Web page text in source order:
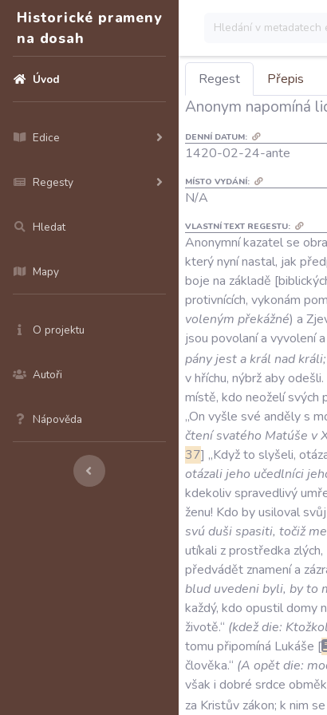
Historické prameny
na dosah
Úvod
Edice
Regesty
Hledat
Mapy
O projektu
Autoři
Nápověda
Regest Přepis
Anonym napomíná
DENNÍ DATUM:
1420-02-24-ante
MÍSTO VYDÁNÍ:
N/A
VLASTNÍ TEXT REGESTU:
Anonymníkazatelse
kterýnynínastal, jak
boje na základě
protivnících, vykonám
voleným překážné) a
jsou povolanía vyvolenía
pányjestakrál nadkráli;
vhříchu, nýbržabyodešli.
místě, kdo neoželísvých
„On vyšle své andělys
čtenísvatého Matúše v
37 „Kdyžto slyšeli,
otázalijeho učedlníci
kdekolivspravedlivý
ženu! Kdo byusilovalsvůj
svúdušispasiti, točiž
utíkali zprostředka zlých,
předvádět znamenía
blud uvedenibyli, byto
každý, kdo opustildomy
životě.“ (kdeždie:
tomu připomíná Lukáše
člověka.“ (A opětdie:
však i dobré srdce
za Kristův zákon; k nim se